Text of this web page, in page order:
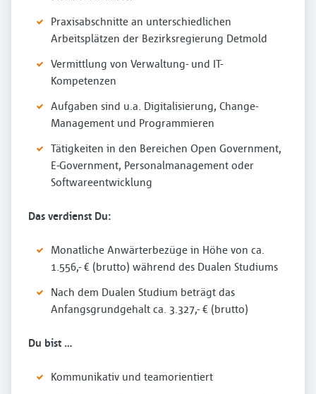
Praxisabschnitte an unterschiedlichen
Arbeitsplätzen der Bezirksregierung Detmold
Vermittlung von Verwaltung- und IT-
Kompetenzen
Aufgaben sind u.a. Digitalisierung, Change-
Management und Programmieren
Tätigkeiten in den Bereichen Open Government,
E-Government, Personalmanagement oder
Softwareentwicklung
Das verdienst Du:
Monatliche Anwärterbezüge in Höhe von ca.
1.556,- € (brutto) während des Dualen Studiums
Nach dem Dualen Studium beträgt das
Anfangsgrundgehalt ca. 3.327,- € (brutto)
Du bist …
Kommunikativ und teamorientiert